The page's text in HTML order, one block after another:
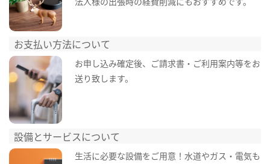
お支払い方法について
お申し込み確定後、ご請求書・ご利用案内等をお
送り致します。
設備とサービスについて
生活に必要な設備をご用意！水道やガス・電気も